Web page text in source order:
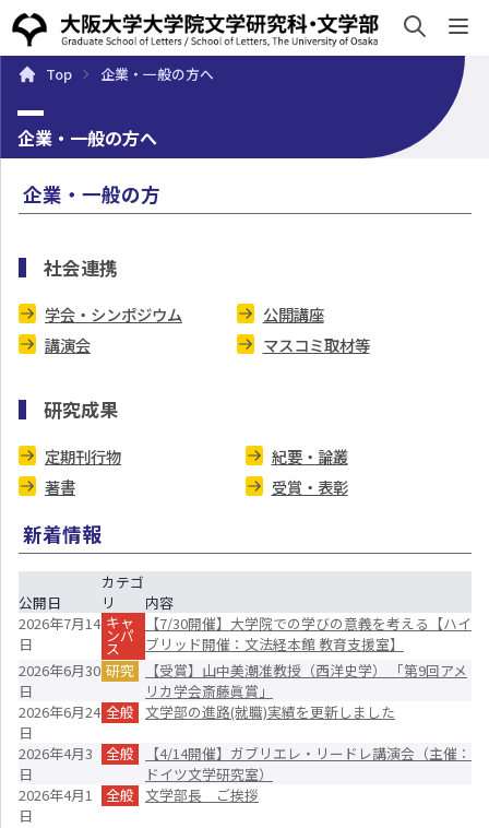
概要 学部・大学院 キャンパスライフ 入試・入学案
Top 企業・一般の方へ
企業・一般の方へ
企業・一般の方
社会連携
学会・シンポジウム
公開講座
講演会
マスコミ取材等
研究成果
定期刊行物
紀要・論叢
著書
受賞・表彰
新着情報
公開日
カテゴ
リ
内容
2026年7月14
日
キャ
ンパ
ス
【7/30開催】大学院での学びの意義を考える【ハイ
ブリッド開催：文法経本館 教育支援室】
2026年6月30
日
研究
【受賞】山中美潮准教授（西洋史学） 「第9回アメ
リカ学会斎藤眞賞」
2026年6月24
日
全般 文学部の進路(就職)実績を更新しました
2026年4月3
日
全般
【4/14開催】ガブリエレ・リードレ講演会（主催：
ドイツ文学研究室）
2026年4月1
日
全般 文学部長 ご挨拶